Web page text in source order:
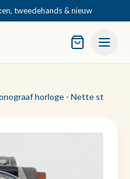
tweedehands & nieuw
horloge - Nette st